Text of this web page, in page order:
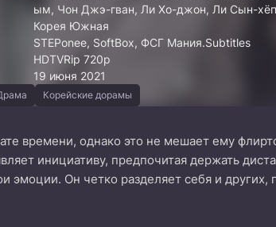
ым, Чон Джэ-гван, Ли Хо-джон, Ли Сын-хёп
Корея Южная
STEPonee, SoftBox, ФСГ Мания.Subtitles
HDTVRip 720p
19 июня 2021
Корейские дорамы
времени, однако это не мешает ему
инициативу, предпочитая держать
эмоции. Он четко разделяет себя и других,